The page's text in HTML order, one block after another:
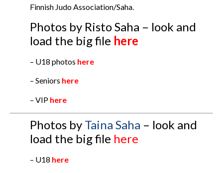
Finnish Judo Association/Saha.
Photos by Risto Saha – look and
load the big file here
– U18 photos here
– Seniors here
– VIP here
Photos by Taina Saha – look and
load the big file here
– U18 here